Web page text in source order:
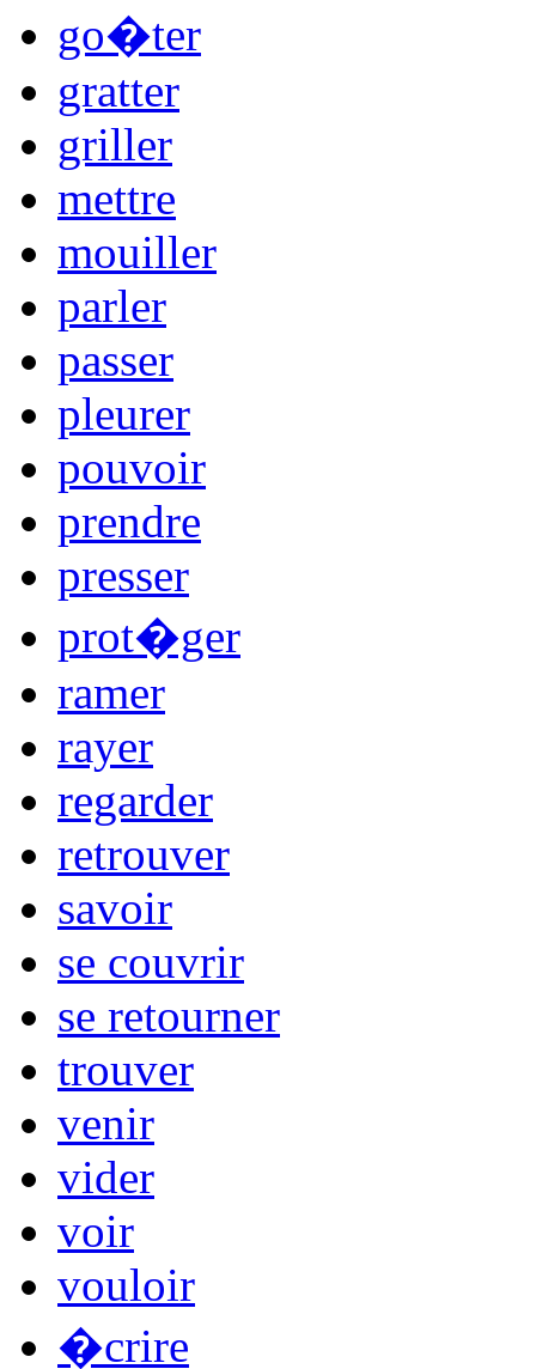
go�ter
gratter
griller
mettre
mouiller
parler
passer
pleurer
pouvoir
prendre
presser
prot�ger
ramer
rayer
regarder
retrouver
savoir
se couvrir
se retourner
trouver
venir
vider
voir
vouloir
�crire